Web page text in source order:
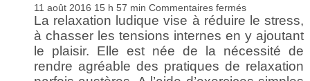
11 août 2016 15 h 57 min Commentaires ferméssur
Relaxation
Ludique
La relaxation ludique vise à réduire le stress,
à chasser les tensions internes en y ajoutant
le plaisir. Elle est née de la nécessité de
rendre agréable des pratiques de relaxation